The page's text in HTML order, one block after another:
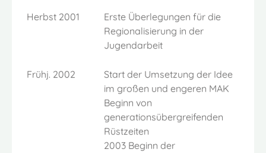
Herbst 2001
Erste Überlegungen für die
Regionalisierung in der
Jugendarbeit
Frühj. 2002
Start der Umsetzung der Idee
im großen und engeren MAK
Beginn von
generationsübergreifenden
Rüstzeiten
2003 Beginn der